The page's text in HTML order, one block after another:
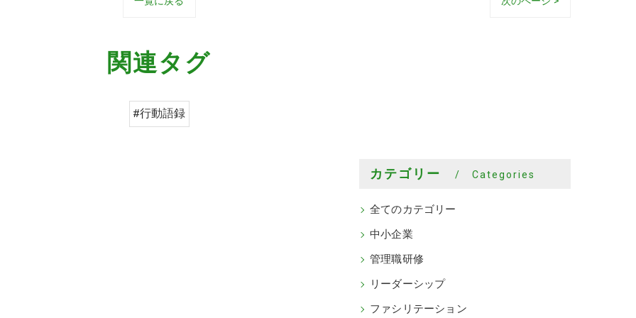
関連タグ
#行動語録
カテゴリー Categories
全てのカテゴリー
中小企業
管理職研修
リーダーシップ
ファシリテーション